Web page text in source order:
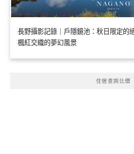
長野攝影記錄｜戶隱鏡池：秋日限定的
楓紅交織的夢幻風景
住宿查詢比價